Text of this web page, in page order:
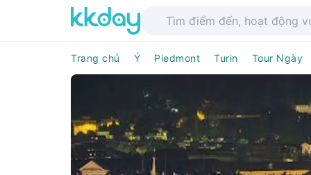
Trang chủ Ý Piedmont Turin Tour Ngày